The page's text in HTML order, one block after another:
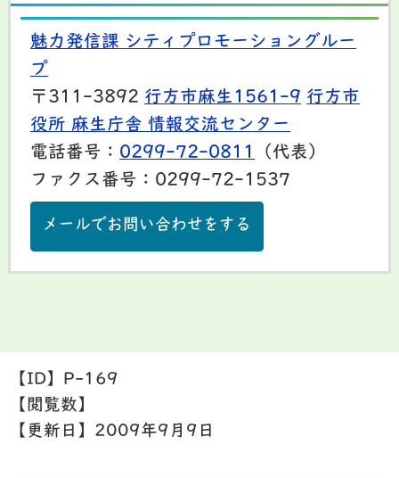
魅力発信課 シティプロモーショングルー
プ
〒311-3892 行方市麻生1561-9 行方市
役所 麻生庁舎 情報交流センター
電話番号： 0299-72-0811
（代表）
ファクス番号：0299-72-1537
メールでお問い合わせをする
【ID】 P-169
【閲覧数】
【更新日】 2009年9月9日